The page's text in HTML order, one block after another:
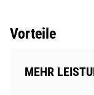
Vorteile
MEHR